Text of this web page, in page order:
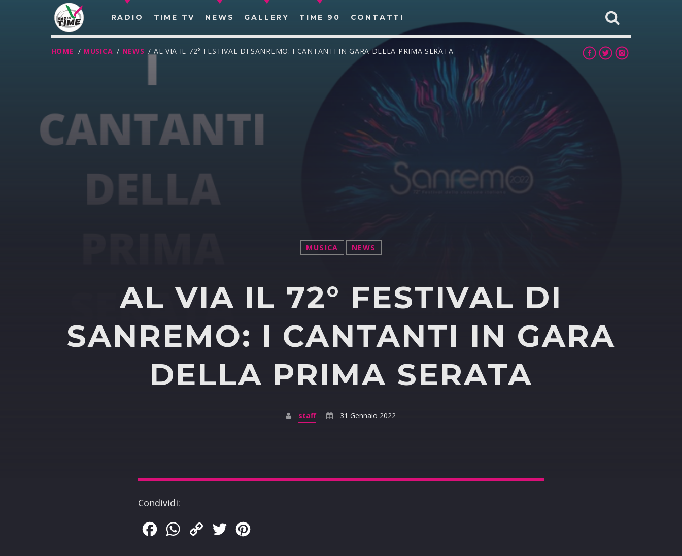
RADIO TIME TV NEWS GALLERY TIME 90 CONTATTI
CERCA NEL SITO WEB:
HOME / MUSICA / NEWS / AL VIA IL 72° FESTIVAL DI SANREMO: I CANTANTI IN GARA DELLA PRIMA SERATA
MUSICA NEWS
AL VIA IL 72° FESTIVAL DI
SANREMO: I CANTANTI IN GARA
DELLA PRIMA SERATA
staff 31 Gennaio 2022
Condividi:
FacebookWhatsApp
Copy
Twitter